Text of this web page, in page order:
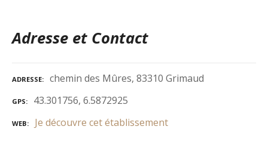
Adresse et Contact
ADRESSE chemin des Mûres, 83310 Grimaud
GPS 43.301756, 6.5872925
WEB Je découvre cet établissement